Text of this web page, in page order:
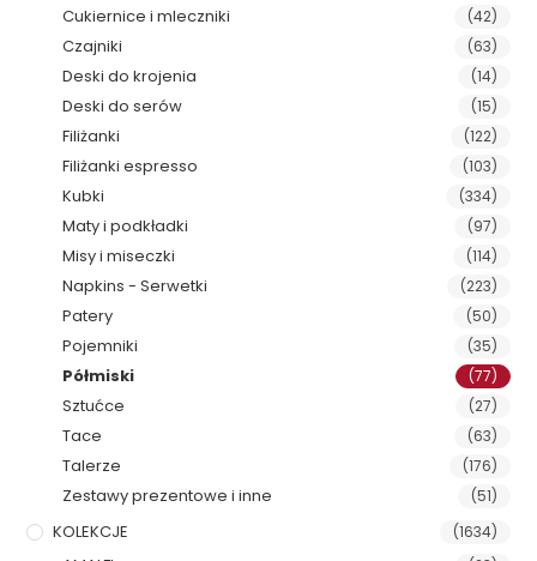
Cukiernice i mleczniki (42)
Czajniki (63)
Deski do krojenia (14)
Deski do serów (15)
Filiżanki (122)
Filiżanki espresso (103)
Kubki (334)
Maty i podkładki (97)
Misy i miseczki (114)
Napkins - Serwetki (223)
Patery (50)
Pojemniki (35)
Półmiski (77)
Sztućce (27)
Tace (63)
Talerze (176)
Zestawy prezentowe i inne (51)
KOLEKCJE (1634)